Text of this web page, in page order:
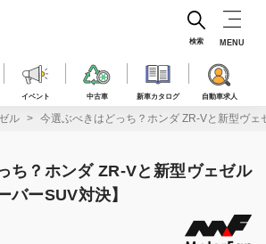
イベント 中古車 新車カタログ 自動車求人
検索 MENU
ル 今選ぶべきはどっち？ホンダ ZR-Vと新型ヴ
ち？ホンダ ZR-Vと新型ヴェゼル
バーSUV対決】